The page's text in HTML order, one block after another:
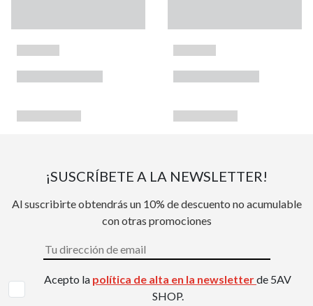
¡SUSCRÍBETE A LA NEWSLETTER!
Al suscribirte obtendrás un 10% de descuento no acumulable
con otras promociones
Acepto la política de alta en la newsletterde 5AV
SHOP.